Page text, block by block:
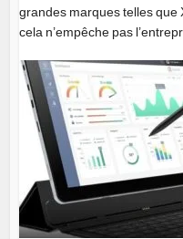
grandes marques telles que
cela n’empêche pas